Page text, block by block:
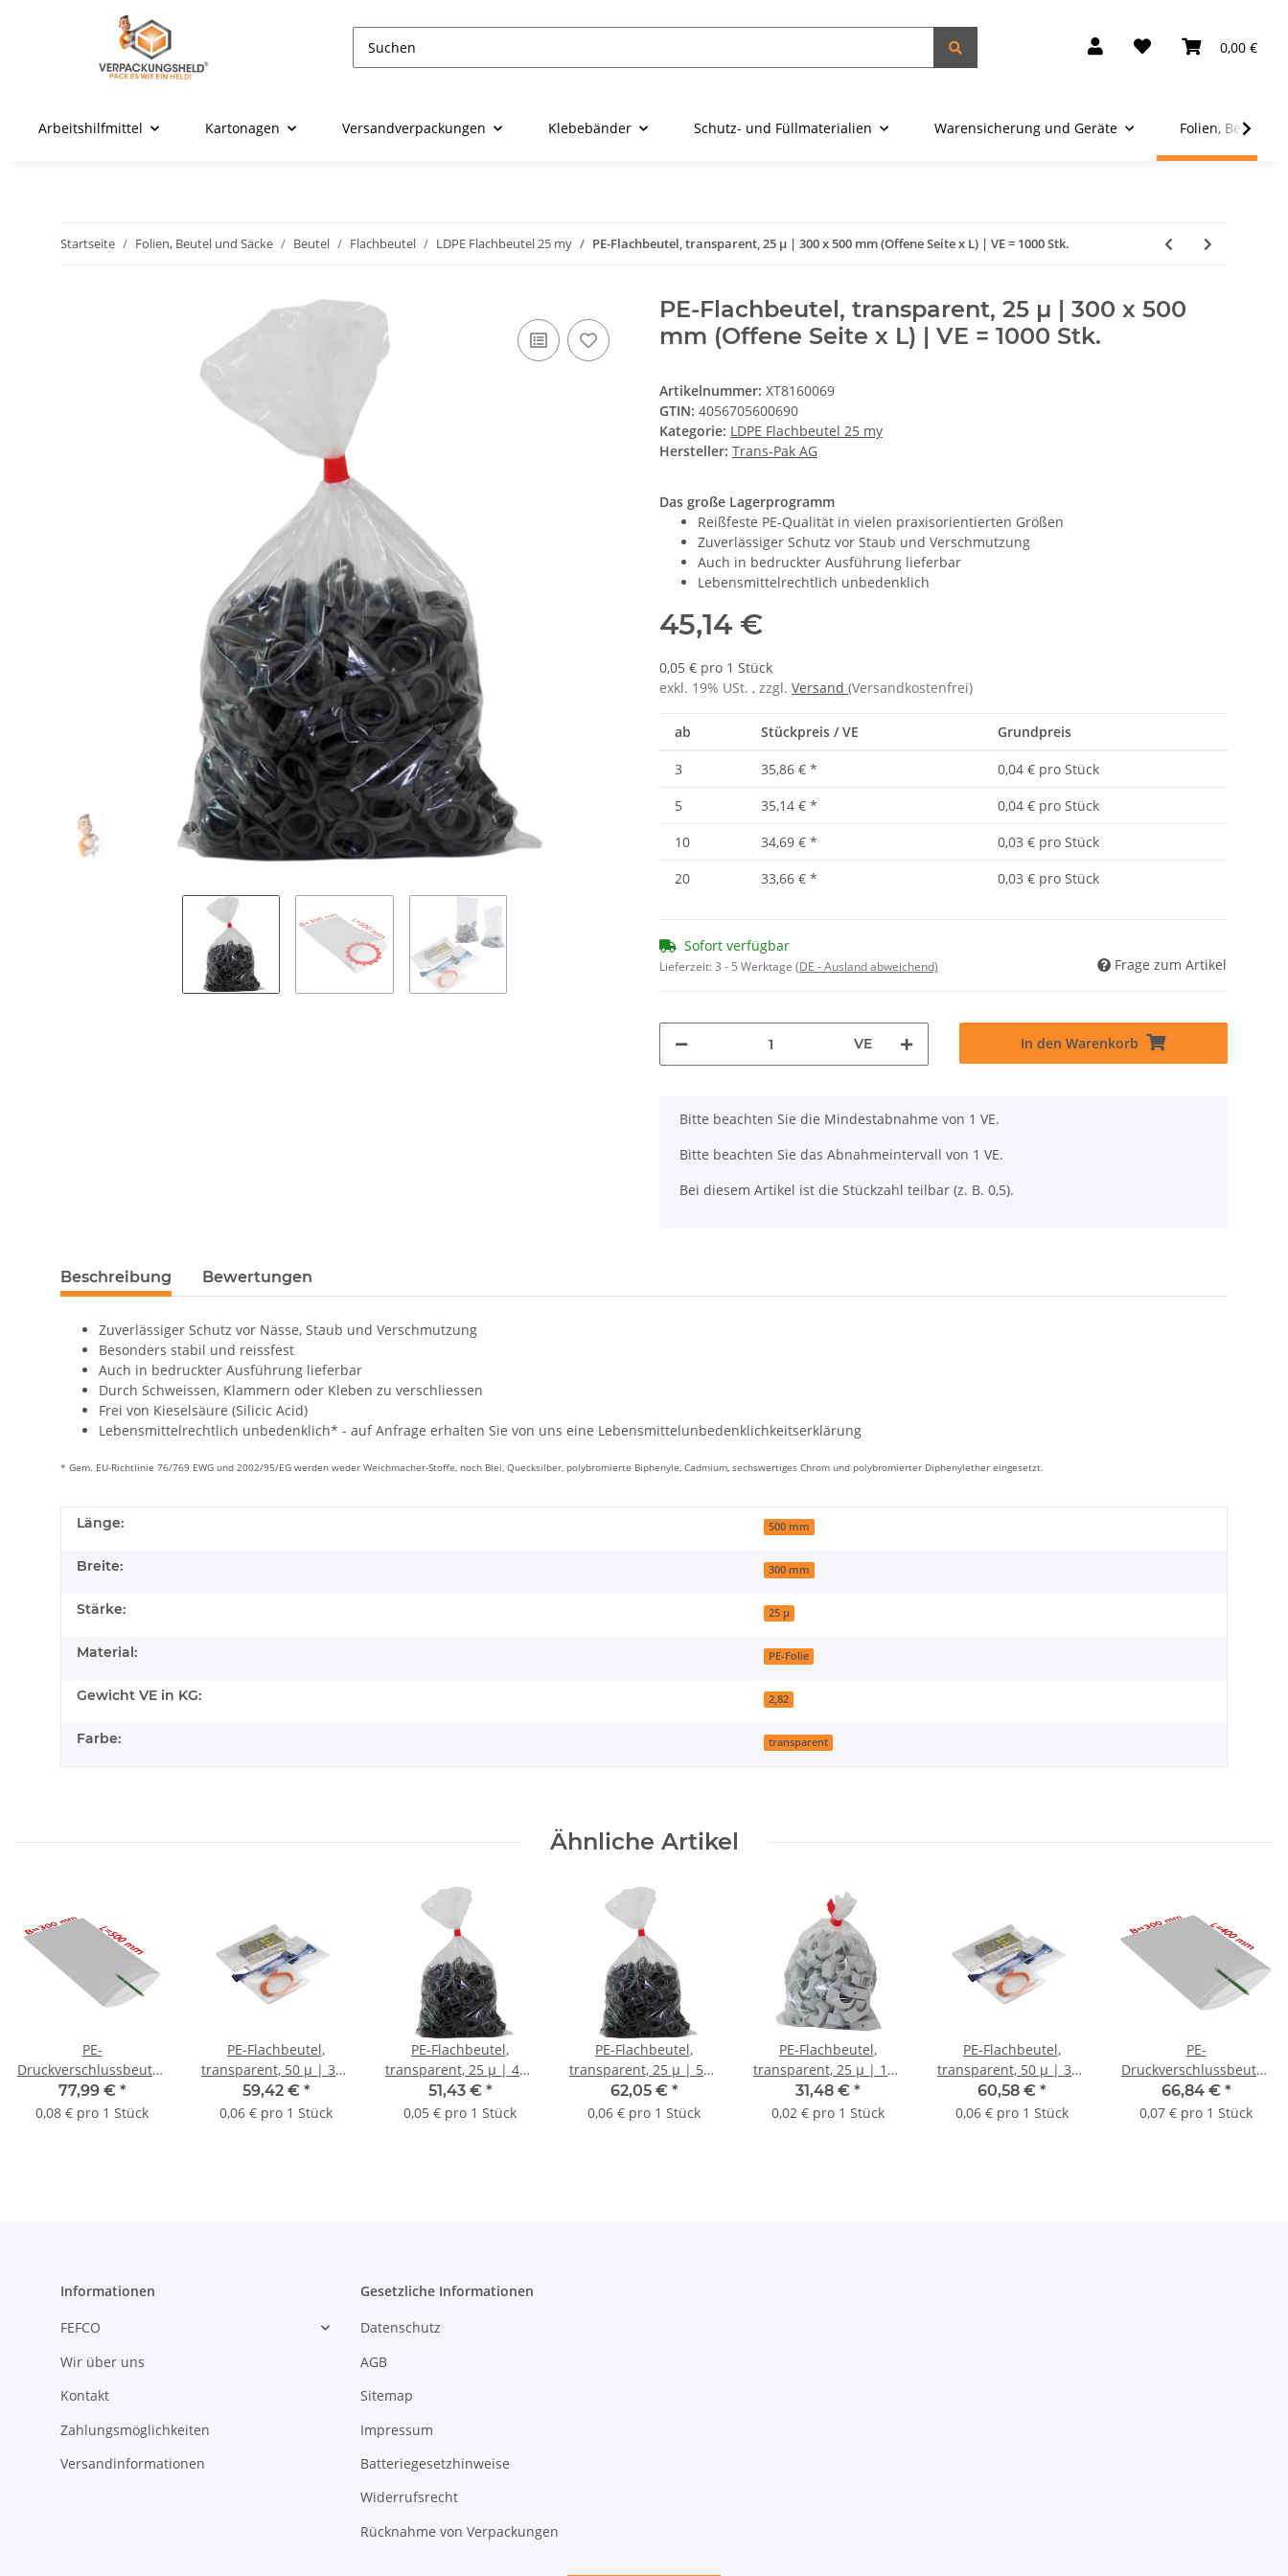
0,00 €
Arbeitshilfmittel Kartonagen Versandverpackungen Klebebänder Schutz- und Füllmaterialien Warensicherung und Geräte Folien, Beutel
Startseite Folien, Beutel und Säcke Beutel Flachbeutel LDPE Flachbeutel 25 my PE-Flachbeutel, transparent, 25 µ | 300 x 500 mm (Offene Seite x L) | VE = 1000 Stk.
PE-Flachbeutel, transparent, 25 µ | 300 x 500
mm (Offene Seite x L) | VE = 1000 Stk.
Artikelnummer: XT8160069
GTIN: 4056705600690
Kategorie: LDPE Flachbeutel 25 my
Hersteller: Trans-Pak AG
Das große Lagerprogramm
Reißfeste PE-Qualität in vielen praxisorientierten Größen
Zuverlässiger Schutz vor Staub und Verschmutzung
Auch in bedruckter Ausführung lieferbar
Lebensmittelrechtlich unbedenklich
45,14 €
0,05 € pro 1 Stück
exkl. 19% USt. , zzgl. Versand (Versandkostenfrei)
ab Stückpreis / VE Grundpreis
3 35,86 € *
0,04 € pro Stück
5
35,14 € *
0,04 € pro Stück
10
34,69 € *
0,03 € pro Stück
20
33,66 € * 0,03 € pro Stück
Sofort verfügbar
Lieferzeit:3 - 5 Werktage (DE - Ausland abweichend) Frage zum Artikel
VE In den Warenkorb
x
Bitte beachten Sie die Mindestabnahme von 1 VE.
Bitte beachten Sie das Abnahmeintervall von 1 VE.
Bei diesem Artikel ist die Stückzahl teilbar (z. B. 0,5).
Beschreibung Bewertungen
Zuverlässiger Schutz vor Nässe, Staub und Verschmutzung
Besonders stabil und reissfest
Auch in bedruckter Ausführung lieferbar
Durch Schweissen, Klammern oder Kleben zu verschliessen
Frei von Kieselsäure (Silicic Acid)
Lebensmittelrechtlich unbedenklich* - auf Anfrage erhalten Sie von uns eine Lebensmittelunbedenklichkeitserklärung
* Gem. EU-Richtlinie 76/769 EWG und 2002/95/EG werden weder Weichmacher-Stoffe, noch Blei, Quecksilber, polybromierte Biphenyle, Cadmium, sechswertiges Chrom und polybromierter Diphenylether eingesetzt.
Länge: 500 mm
Breite: 300 mm
Stärke: 25 µ
Material: PE-Folie
Gewicht VE in KG: 2,82
Farbe: transparent
Ähnliche Artikel
PE-
Druckverschlussbeutel,
transparent, 50 µ | 300
x 500 mm (Offene Seite
77,99 € *
0,08 € pro 1 Stück
PE-Flachbeutel,
transparent, 50 µ | 300
x 500 mm (Offene Seite
x L) | VE = 1000 Stk.
59,42 € *
0,06 € pro 1 Stück
PE-Flachbeutel,
transparent, 25 µ | 400
x 500 mm (Offene Seite
x L) | VE = 1000 Stk.
51,43 € *
0,05 € pro 1 Stück
PE-Flachbeutel,
transparent, 25 µ | 500
x 600 mm (Offene Seite
x L) | VE = 1000 Stk.
62,05 € *
0,06 € pro 1 Stück
PE-Flachbeutel,
transparent, 25 µ | 120
x 180 mm (Offene Seite
x L) | VE = 2000 Stk.
31,48 € *
0,02 € pro 1 Stück
PE-Flachbeutel,
transparent, 50 µ | 300
x 470 mm (Offene Seite
x L) | VE = 1000 Stk.
60,58 € *
0,06 € pro 1 Stück
PE-
Druckverschlussbeutel,
transparent, 50 µ | 300
x 400 mm (Offene Seite
66,84 € *
0,07 € pro 1 Stück
Informationen
FEFCO
Wir über uns
Kontakt
Zahlungsmöglichkeiten
Versandinformationen
Gesetzliche Informationen
Datenschutz
AGB
Sitemap
Impressum
Batteriegesetzhinweise
Widerrufsrecht
Rücknahme von Verpackungen